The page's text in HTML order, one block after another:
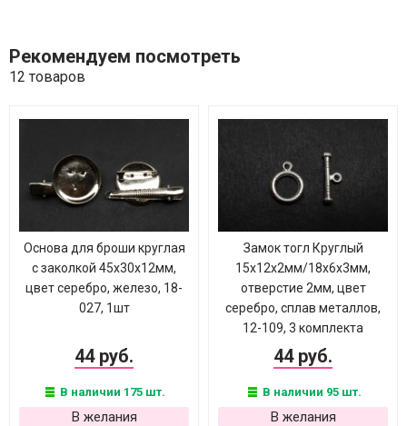
Рекомендуем посмотреть
12 товаров
Основа для броши круглая
с заколкой 45х30х12мм,
цвет серебро, железо, 18-
027, 1шт
44 руб.
В наличии 175 шт.
В желания
Замок тогл Круглый
15х12х2мм/18х6х3мм,
отверстие 2мм, цвет
серебро, сплав металлов,
12-109, 3 комплекта
44 руб.
В наличии 95 шт.
В желания